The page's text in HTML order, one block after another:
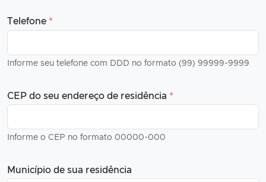
Telefone *
Informe seu telefone com DDD no formato (99) 99999-9999
CEP do seu endereço de residência *
Informe o CEP no formato 00000-000
Município de sua residência